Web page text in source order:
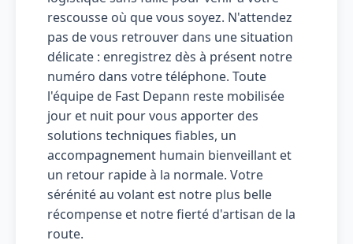
rescousse où que vous soyez. N'attendez
pas de vous retrouver dans une situation
délicate : enregistrez dès à présent notre
numéro dans votre téléphone. Toute
l'équipe de Fast Depann reste mobilisée
jour et nuit pour vous apporter des
solutions techniques fiables, un
accompagnement humain bienveillant et
un retour rapide à la normale. Votre
sérénité au volant est notre plus belle
récompense et notre fierté d'artisan de la
route.